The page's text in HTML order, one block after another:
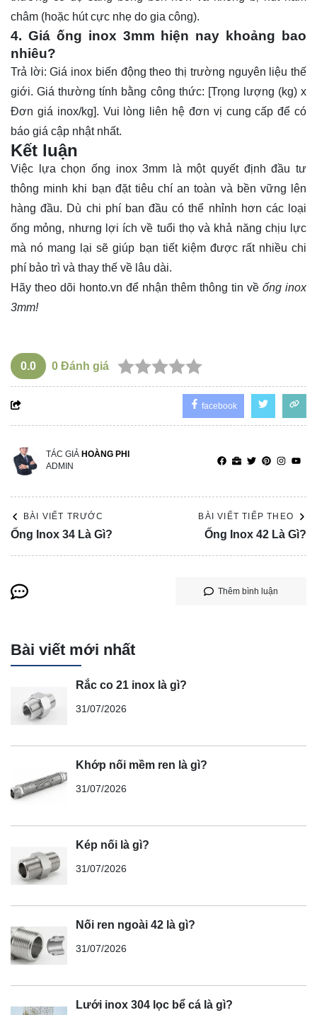
châm (hoặc hút cực nhẹ do gia công).
4. Giá ống inox 3mm hiện nay khoảng bao
nhiêu?
Trả lời: Giá inox biến động theo thị trường nguyên liệu thế
giới. Giá thường tính bằng công thức: [Trọng lượng (kg) x
Đơn giá inox/kg]. Vui lòng liên hệ đơn vị cung cấp để có
báo giá cập nhật nhất.
Kết luận
Việc lựa chọn ống inox 3mm là một quyết định đầu tư
thông minh khi bạn đặt tiêu chí an toàn và bền vững lên
hàng đầu. Dù chi phí ban đầu có thể nhỉnh hơn các loại
ống mỏng, nhưng lợi ích về tuổi thọ và khả năng chịu lực
mà nó mang lại sẽ giúp bạn tiết kiệm được rất nhiều chi
phí bảo trì và thay thế về lâu dài.
Hãy theo dõi honto.vn để nhận thêm thông tin về ống inox
3mm!
0.0 0 Đánh giá
facebook
TÁC GIẢ HOÀNG PHI
ADMIN
BÀI VIẾT TRƯỚC
Ống Inox 34 Là Gì?
BÀI VIẾT TIẾP THEO
Ống Inox 42 Là Gì?
Thêm bình luận
Bài viết mới nhất
Rắc co 21 inox là gì?
31/07/2026
Khớp nối mềm ren là gì?
31/07/2026
Kép nối là gì?
31/07/2026
Nối ren ngoài 42 là gì?
31/07/2026
Lưới inox 304 lọc bể cá là gì?